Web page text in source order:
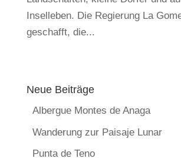
Inselleben. Die Regierung La
geschafft, die...
Neue Beiträge
Albergue Montes de Anaga
Wanderung zur Paisaje Lunar
Punta de Teno